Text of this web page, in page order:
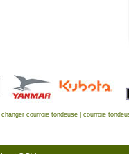
changer courroie tondeuse| courroie